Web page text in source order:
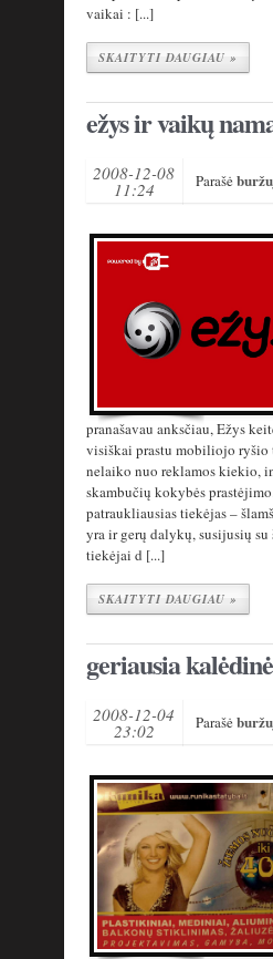
vaikai : [...]
SKAITYTI DAUGIAU »
ežys ir vaikų
2008-12-08
11:24 Parašė
pranašavau anksčiau, Ežys
visiškai prastu mobiliojo ryšio
nelaiko nuo reklamos kiekio,
skambučių kokybės
patraukliausias tiekėjas –
yra ir gerų dalykų, susijusių su
tiekėjai d [...]
SKAITYTI DAUGIAU »
geriausia
2008-12-04
23:02 Parašė